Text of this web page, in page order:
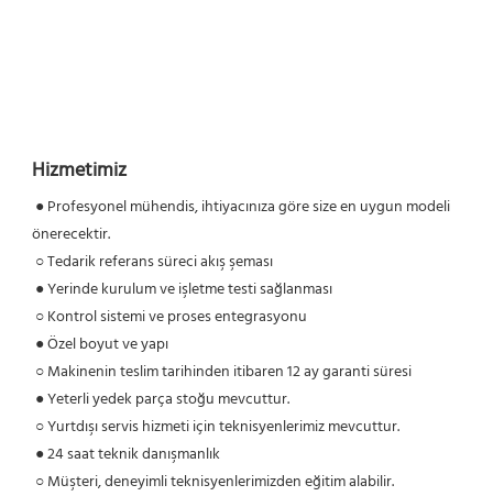
Hizmetimiz
● Profesyonel mühendis, ihtiyacınıza göre size en uygun modeli
önerecektir.
○ Tedarik referans süreci akış şeması
● Yerinde kurulum ve işletme testi sağlanması
○ Kontrol sistemi ve proses entegrasyonu
● Özel boyut ve yapı
○ Makinenin teslim tarihinden itibaren 12 ay garanti süresi
● Yeterli yedek parça stoğu mevcuttur.
○ Yurtdışı servis hizmeti için teknisyenlerimiz mevcuttur.
● 24 saat teknik danışmanlık
○ Müşteri, deneyimli teknisyenlerimizden eğitim alabilir.